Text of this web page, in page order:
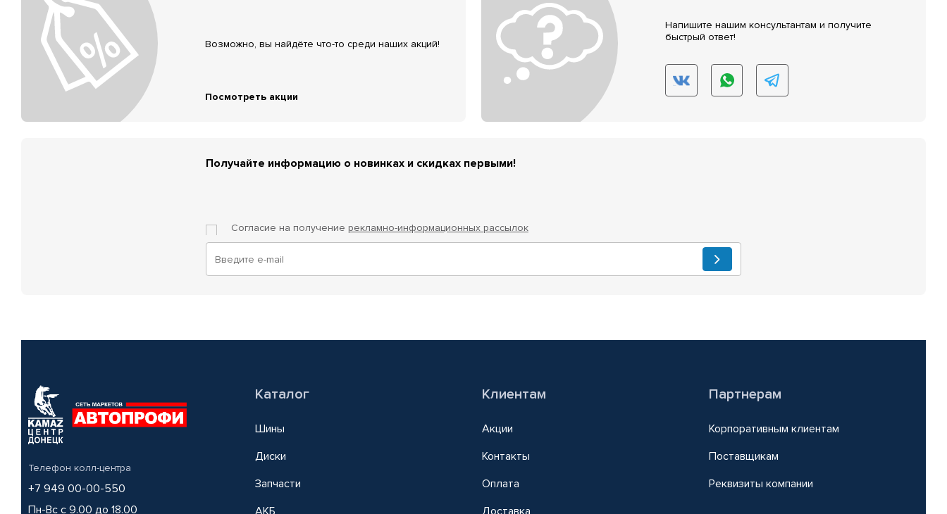
Возможно, вы найдёте что-то среди наших акций!
Посмотреть акции
Напишите нашим консультантам и получите
быстрый ответ!
Получайте информацию о новинках и скидках первыми!
Согласие на получение рекламно-информационных рассылок
Телефон колл-центра
+7 949 00-00-550
Пн-Вс с 9.00 до 18.00
Каталог
Шины
Диски
Запчасти
АКБ
Клиентам
Акции
Контакты
Оплата
Доставка
Партнерам
Корпоративным клиентам
Поставщикам
Реквизиты компании